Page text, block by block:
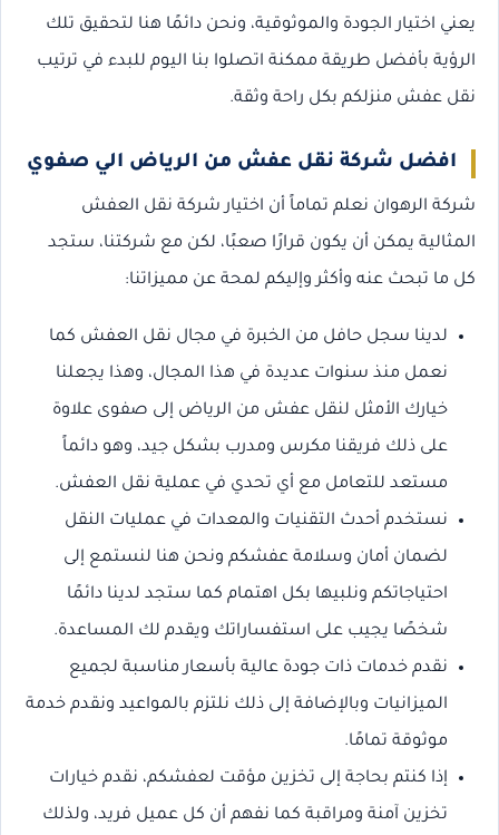
يعني اختيار الجودة والموثوقية، ونحن دائمًا هنا لتحقيق تلك
الرؤية بأفضل طريقة ممكنة اتصلوا بنا اليوم للبدء في ترتيب
نقل عفش منزلكم بكل راحة وثقة.
افضل شركة نقل عفش من الرياض الي صفوي
شركة الرهوان نعلم تماماً أن اختيار شركة نقل العفش
المثالية يمكن أن يكون قرارًا صعبًا، لكن مع شركتنا، ستجد
كل ما تبحث عنه وأكثر وإليكم لمحة عن مميزاتنا:
لدينا سجل حافل من الخبرة في مجال نقل العفش كما
نعمل منذ سنوات عديدة في هذا المجال، وهذا يجعلنا
خيارك الأمثل لنقل عفش من الرياض إلى صفوى علاوة
على ذلك فريقنا مكرس ومدرب بشكل جيد، وهو دائماً
مستعد للتعامل مع أي تحدي في عملية نقل العفش.
نستخدم أحدث التقنيات والمعدات في عمليات النقل
لضمان أمان وسلامة عفشكم ونحن هنا لنستمع إلى
احتياجاتكم ونلبيها بكل اهتمام كما ستجد لدينا دائمًا
شخصًا يجيب على استفساراتك ويقدم لك المساعدة.
نقدم خدمات ذات جودة عالية بأسعار مناسبة لجميع
الميزانيات وبالإضافة إلى ذلك نلتزم بالمواعيد ونقدم خدمة
موثوقة تمامًا.
إذا كنتم بحاجة إلى تخزين مؤقت لعفشكم، نقدم خيارات
تخزين آمنة ومراقبة كما نفهم أن كل عميل فريد، ولذلك